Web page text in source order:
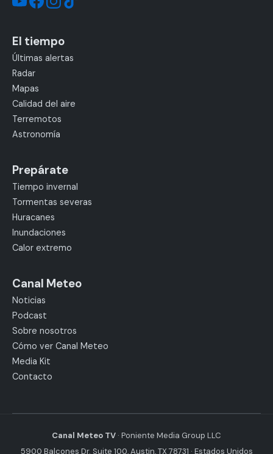
El tiempo
Últimas alertas
Radar
Mapas
Calidad del aire
Terremotos
Astronomía
Prepárate
Tiempo invernal
Tormentas severas
Huracanes
Inundaciones
Calor extremo
Canal Meteo
Noticias
Podcast
Sobre nosotros
Cómo ver Canal Meteo
Media Kit
Contacto
Canal Meteo TV · Poniente Media Group LLC
5900 Balcones Dr. Suite 100, Austin, TX 78731 · Estados Unidos